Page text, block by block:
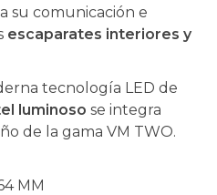
su comunicación e
escaparates interiores y
tecnología LED de
luminoso se integra
de la gama VM TWO.
MM